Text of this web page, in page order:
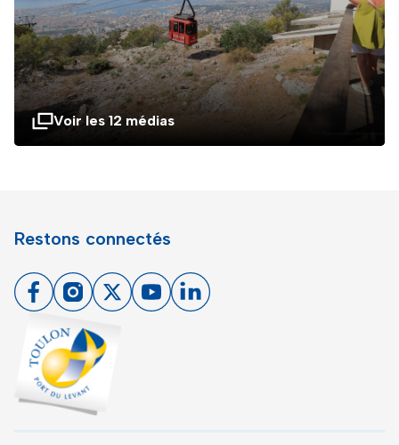
Voir les 12 médias
Restons connectés
FacebookInstagram
X YoutubeLinkedin